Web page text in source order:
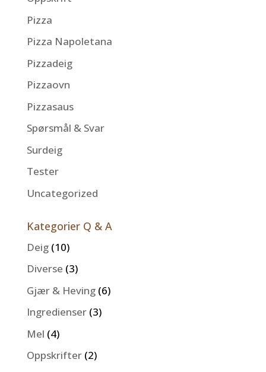
Pizza
Pizza Napoletana
Pizzadeig
Pizzaovn
Pizzasaus
Spørsmål & Svar
Surdeig
Tester
Uncategorized
Kategorier Q & A
Deig (10)
Diverse (3)
Gjær & Heving (6)
Ingredienser (3)
Mel (4)
Oppskrifter (2)